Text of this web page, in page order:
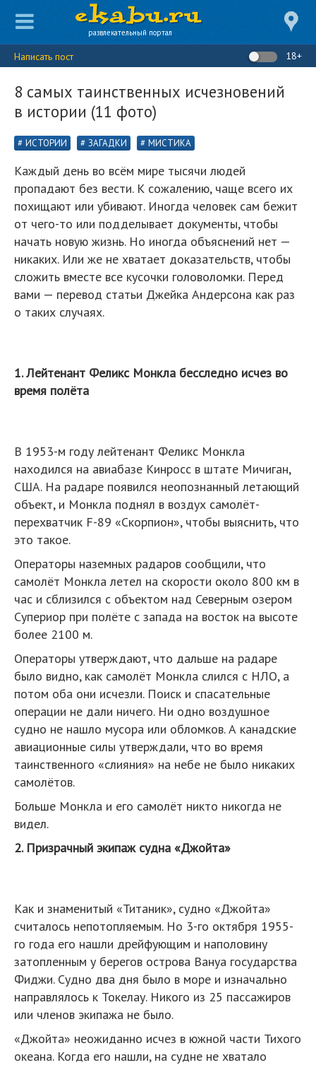
развлекательный портал
Написать пост 18+
8 самых таинственных исчезновений
в истории (11 фото)
ИСТОРИИ ЗАГАДКИ МИСТИКА
Каждый день во всём мире тысячи людей
пропадают без вести. К сожалению, чаще всего их
похищают или убивают. Иногда человек сам бежит
от чего-то или подделывает документы, чтобы
начать новую жизнь. Но иногда объяснений нет —
никаких. Или же не хватает доказательств, чтобы
сложить вместе все кусочки головоломки. Перед
вами — перевод статьи Джейка Андерсона как раз
о таких случаях.
1. Лейтенант Феликс Монкла бесследно исчез во
время полёта
В 1953-м году лейтенант Феликс Монкла
находился на авиабазе Кинросс в штате Мичиган,
США. На радаре появился неопознанный летающий
объект, и Монкла поднял в воздух самолёт-
перехватчик F-89 «Скорпион», чтобы выяснить, что
это такое.
Операторы наземных радаров сообщили, что
самолёт Монкла летел на скорости около 800 км в
час и сблизился с объектом над Северным озером
Супериор при полёте с запада на восток на высоте
более 2100 м.
Операторы утверждают, что дальше на радаре
было видно, как самолёт Монкла слился с НЛО, а
потом оба они исчезли. Поиск и спасательные
операции не дали ничего. Ни одно воздушное
судно не нашло мусора или обломков. А канадские
авиационные силы утверждали, что во время
таинственного «слияния» на небе не было никаких
самолётов.
Больше Монкла и его самолёт никто никогда не
видел.
2. Призрачный экипаж судна «Джойта»
Как и знаменитый «Титаник», судно «Джойта»
считалось непотопляемым. Но 3-го октября 1955-
го года его нашли дрейфующим и наполовину
затопленным у берегов острова Вануа государства
Фиджи. Судно два дня было в море и изначально
направлялось к Токелау. Никого из 25 пассажиров
или членов экипажа не было.
«Джойта» неожиданно исчез в южной части Тихого
океана. Когда его нашли, на судне не хватало